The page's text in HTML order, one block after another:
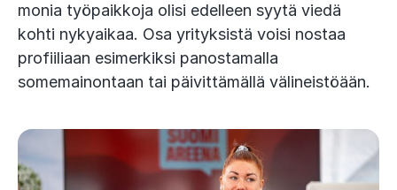
monia työpaikkoja olisi edelleen syytä viedä
kohti nykyaikaa. Osa yrityksistä voisi nostaa
profiiliaan esimerkiksi panostamalla
somemainontaan tai päivittämällä välineistöään.